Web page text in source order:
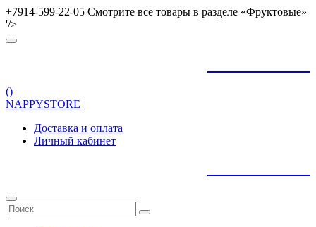
+7914-599-22-05 Смотрите все товары в разделе «Фруктовые»
'/>
()
NAPPYSTORE
Доставка и оплата
Личный кабинет